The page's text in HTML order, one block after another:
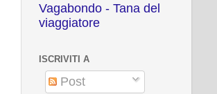
Vagabondo - Tana del
viaggiatore
ISCRIVITI A
Post